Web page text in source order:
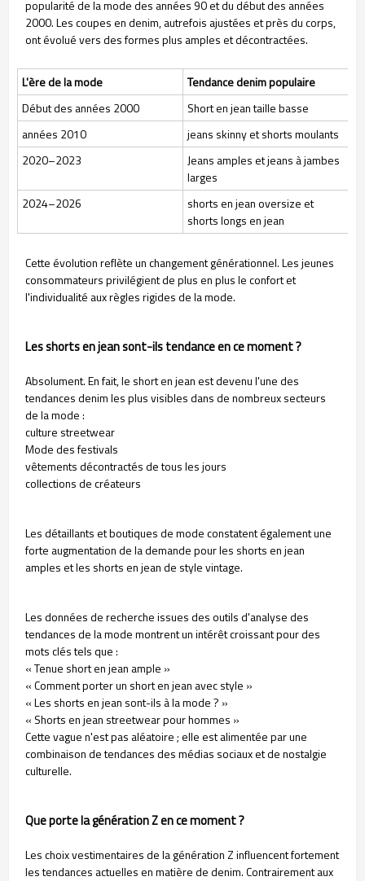
popularité de la mode des années 90 et du début des années
2000. Les coupes en denim, autrefois ajustées et près du corps,
ont évolué vers des formes plus amples et décontractées.
L'ère de la mode
Tendance denim populaire
Début des années 2000
Short en jean taille basse
années 2010
jeans skinny et shorts moulants
2020–2023
Jeans amples et jeans à jambes
larges
2024–2026
shorts en jean oversize et
shorts longs en jean
Cette évolution reflète un changement générationnel. Les jeunes
consommateurs privilégient de plus en plus le confort et
l'individualité aux règles rigides de la mode.
Les shorts en jean sont-ils tendance en ce moment ?
Absolument. En fait, le short en jean est devenu l'une des
tendances denim les plus visibles dans de nombreux secteurs
de la mode :
culture streetwear
Mode des festivals
vêtements décontractés de tous les jours
collections de créateurs
Les détaillants et boutiques de mode constatent également une
forte augmentation de la demande pour les shorts en jean
amples et les shorts en jean de style vintage.
Les données de recherche issues des outils d'analyse des
tendances de la mode montrent un intérêt croissant pour des
mots clés tels que :
« Tenue short en jean ample »
« Comment porter un short en jean avec style »
« Les shorts en jean sont-ils à la mode ? »
« Shorts en jean streetwear pour hommes »
Cette vague n'est pas aléatoire ; elle est alimentée par une
combinaison de tendances des médias sociaux et de nostalgie
culturelle.
Que porte la génération Z en ce moment ?
Les choix vestimentaires de la génération Z influencent fortement
les tendances actuelles en matière de denim. Contrairement aux